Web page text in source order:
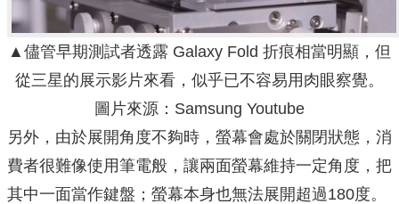
▲儘管早期測試者透露 Galaxy Fold 折痕相當明顯，但
從三星的展示影片來看，似乎已不容易用肉眼察覺。
圖片來源：Samsung Youtube
另外，由於展開角度不夠時，螢幕會處於關閉狀態，消
費者很難像使用筆電般，讓兩面螢幕維持一定角度，把
其中一面當作鍵盤；螢幕本身也無法展開超過180度。